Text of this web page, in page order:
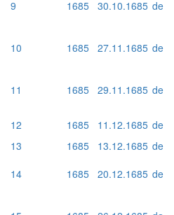
9 1685 30.10.1685 de
10 1685 27.11.1685 de
11 1685 29.11.1685 de
12 1685 11.12.1685 de
13
1685 13.12.1685 de
14
1685 20.12.1685 de